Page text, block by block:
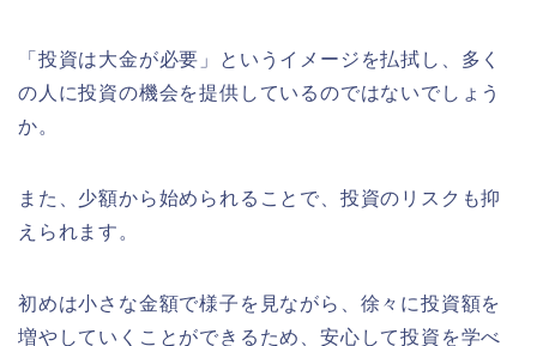
「投資は大金が必要」というイメージを払拭し、多く
の人に投資の機会を提供しているのではないでしょう
か。
また、少額から始められることで、投資のリスクも抑
えられます。
初めは小さな金額で様子を見ながら、徐々に投資額を
増やしていくことができるため、安心して投資を学べ